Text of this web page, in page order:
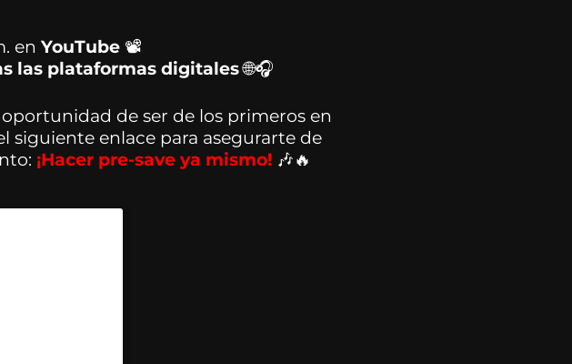
en YouTube 📽
las plataformas digitales🌐🎧
de ser de los primeros en
siguiente enlace para asegurarte de
¡Hacer pre-save ya mismo! 🎶🔥